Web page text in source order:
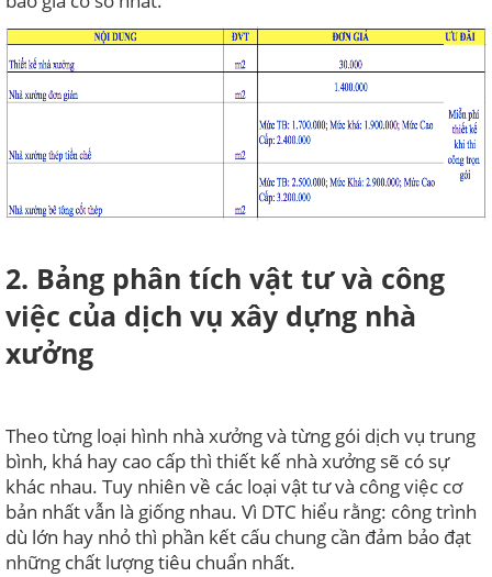
2. Bảng phân tích vật tư và công
việc của dịch vụ xây dựng nhà
xưởng
Theo từng loại hình nhà xưởng và từng gói dịch vụ trung
bình, khá hay cao cấp thì thiết kế nhà xưởng sẽ có sự
khác nhau. Tuy nhiên về các loại vật tư và công việc cơ
bản nhất vẫn là giống nhau. Vì DTC hiểu rằng: công trình
dù lớn hay nhỏ thì phần kết cấu chung cần đảm bảo đạt
những chất lượng tiêu chuẩn nhất.